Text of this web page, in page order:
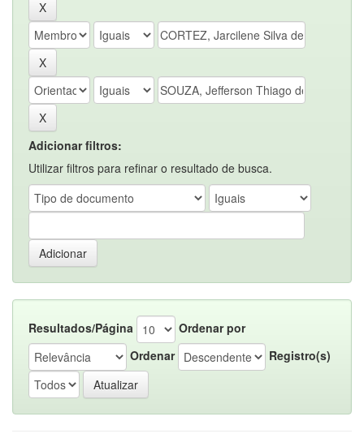
Adicionar filtros:
Utilizar filtros para refinar o resultado de busca.
Resultados/Página
Ordenar por
Ordenar
Registro(s)